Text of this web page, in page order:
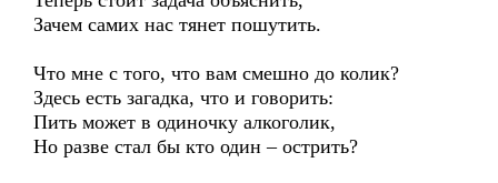
Зачем самих нас тянет пошутить.
Что мне с того, что вам смешно до колик?
Здесь есть загадка, что и говорить:
Пить может в одиночку алкоголик,
Но разве стал бы кто один – острить?